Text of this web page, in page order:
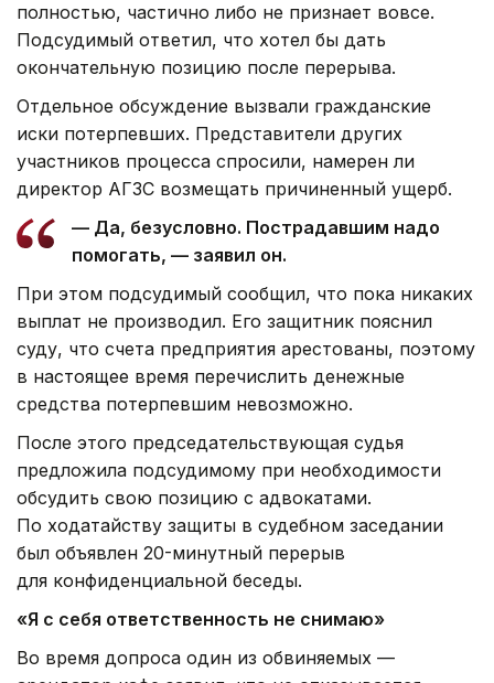
полностью, частично либо не признает вовсе.
Подсудимый ответил, что хотел бы дать
окончательную позицию после перерыва.
Отдельное обсуждение вызвали гражданские
иски потерпевших. Представители других
участников процесса спросили, намерен ли
директор АГЗС возмещать причиненный ущерб.
— Да, безусловно. Пострадавшим надо
помогать, — заявил он.
При этом подсудимый сообщил, что пока никаких
выплат не производил. Его защитник пояснил
суду, что счета предприятия арестованы, поэтому
в настоящее время перечислить денежные
средства потерпевшим невозможно.
После этого председательствующая судья
предложила подсудимому при необходимости
обсудить свою позицию с адвокатами.
По ходатайству защиты в судебном заседании
был объявлен 20-минутный перерыв
для конфиденциальной беседы.
«Я с себя ответственность не снимаю»
Во время допроса один из обвиняемых —